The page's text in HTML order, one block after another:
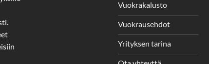
Vuokrakalusto
Vuokrausehdot
Yrityksen tarina